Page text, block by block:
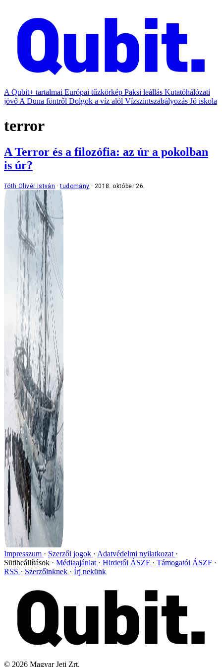
A Qubit+ tartalmai Európai tűzkörkép Paksi leállás Kutatóhálózati
jövő A Duna föntről Dolgok a víz alól Vízszintszabályozás Jó iskola
terror
A Terror és a filozófia: az úr a pokolban
is úr?
Tóth Olivér István tudomány 2018. október 26.
Impresszum Szerzői jogok
Adatvédelmi nyilatkozat
Sütibeállítások
Médiaajánlat Hirdetői ÁSZF
Támogatói ÁSZF
RSS
Szerzőinknek Írj nekünk
© 2026 Magyar Jeti Zrt.